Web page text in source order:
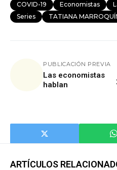
COVID-19 Economistas
Series
TATIANA
PUBLICACIÓN PREVIA
Las economistas
hablan
ARTÍCULOS